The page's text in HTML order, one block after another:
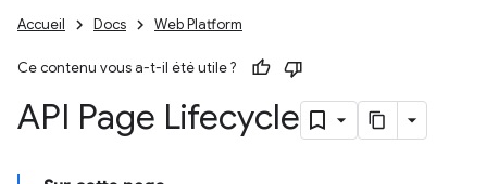
Accueil Docs Web Platform
Ce contenu vous a-t-il été utile ?
API Page Lifecycle